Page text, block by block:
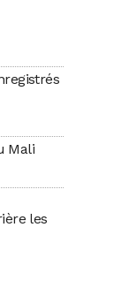
Mali
les